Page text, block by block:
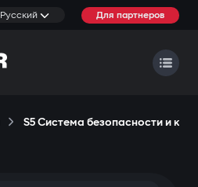
Русский Для партнеров
S5 Система безопасности и